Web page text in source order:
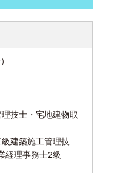
技士・宅地建物取
建築施工管理技
経理事務士2級